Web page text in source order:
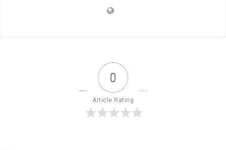
0
Article Rating